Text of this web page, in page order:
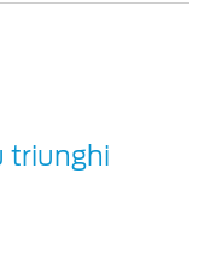
triunghi